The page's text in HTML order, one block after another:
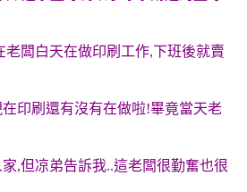
老闆白天在做印刷工作,下班後就賣
印刷還有沒有在做啦!畢竟當天老
,但凉弟告訴我..這老闆很勤奮也很